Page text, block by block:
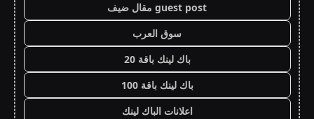
guest post مقال ضيف
سوق العرب
باك لينك باقة 20
باك لينك باقة 100
اعلانات الباك لينك